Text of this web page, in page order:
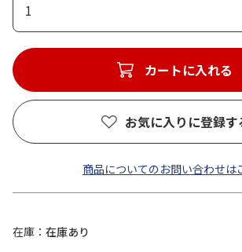
1
カートに入れる
お気に入りに登録す
商品についてのお問い合わせは
在庫 在庫あり